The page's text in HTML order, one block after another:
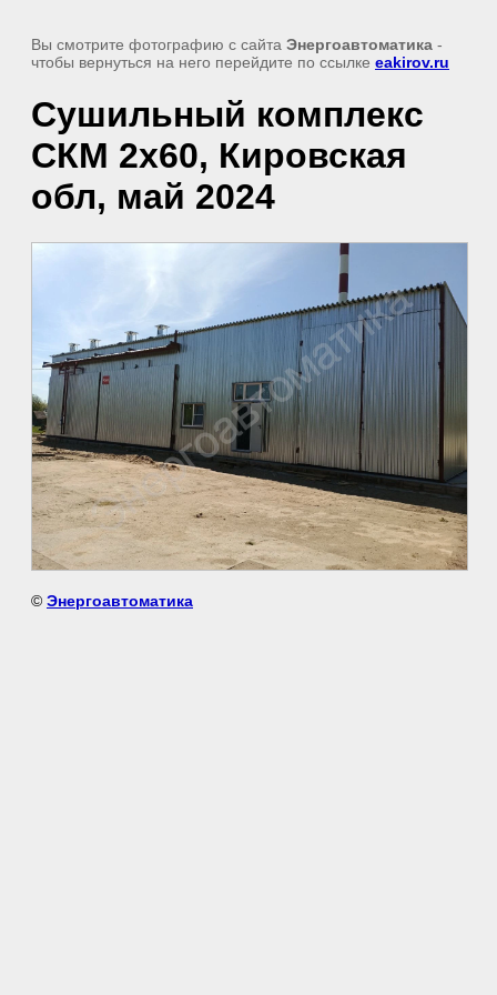
Вы смотрите фотографию с сайта Энергоавтоматика -
чтобы вернуться на него перейдите по ссылке eakirov.ru
Сушильный комплекс
СКМ 2х60, Кировская
обл, май 2024
© Энергоавтоматика